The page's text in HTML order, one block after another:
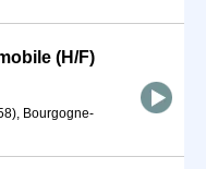
(H/F)
Bourgogne-